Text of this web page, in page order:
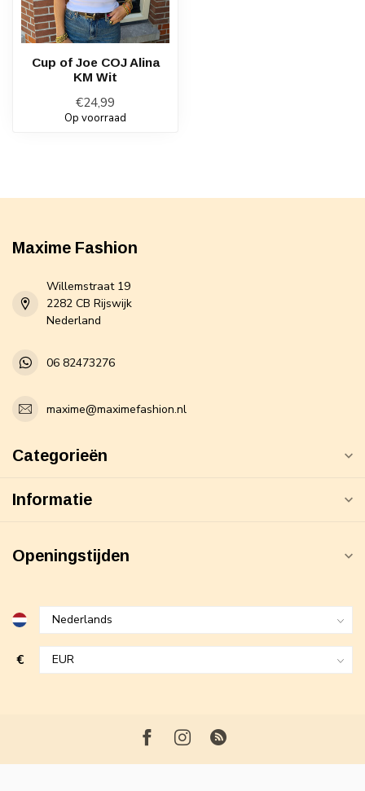
Cup of Joe COJ Alina
KM Wit
€24,99
Op voorraad
Maxime Fashion
Willemstraat 19
2282 CB Rijswijk
Nederland
06 82473276
maxime@maximefashion.nl
Categorieën
Informatie
Openingstijden
€